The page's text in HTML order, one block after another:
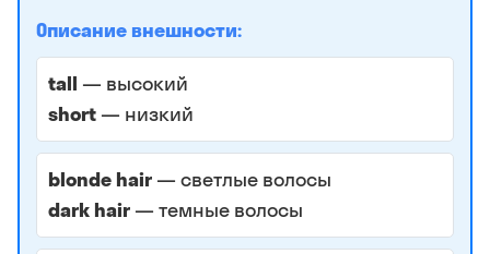
Описание внешности:
tall — высокий
short — низкий
blonde hair — светлые волосы
dark hair — темные волосы